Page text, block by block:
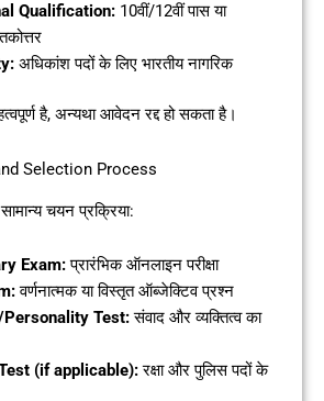
Qualification:10वीं/12वीं पास या
अधिकांश पदों के लिए भारतीय नागरिक
है, अन्यथा आवेदन रद्द हो सकता है।
Selection Process
चयन प्रक्रिया:
Exam:प्रारंभिक ऑनलाइन परीक्षा
वर्णनात्मक या विस्तृत ऑब्जेक्टिव प्रश्न
Personality Test:संवाद और व्यक्तित्व का
(if applicable):रक्षा और पुलिस पदों के